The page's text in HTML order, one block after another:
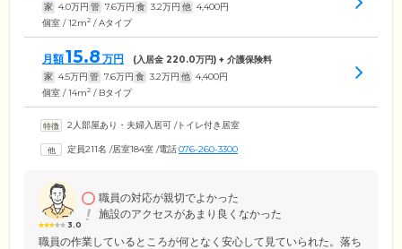
家 4.0万円 管 7.6万円 食 3.2万円 他 4,400円
個室 / 12m2 / Aタイプ
月額15.8 万円 (入居金 220.0万円) + 介護保険料
家 4.5万円 管 7.6万円 食 3.2万円 他 4,400円
個室 / 14m2 / Bタイプ
2人部屋あり・夫婦入居可 /トイレ付き居室
定員211名 /居室184室 /電話076-260-3300
3.0
職員の対応が親切でよかった
施設のアクセスがあまり良くなかった
職員の作業しているところが何となく安心して見ていられた。落ち